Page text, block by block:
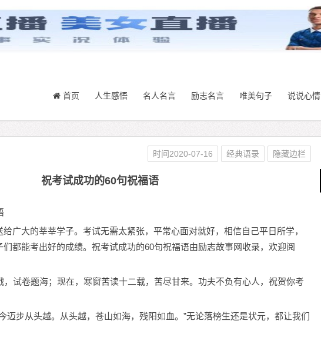
首页 人生感悟 名人名言 励志名言 唯美句子 说说心情
祝考试成功的60句祝福语
广大的莘莘学子。考试无需太紧张，平常心面对就好，相信自己平日所学，
都能考出好的成绩。祝考试成功的60句祝福语由励志故事网收录，欢迎阅
，试卷题海；现在，寒窗苦读十二载，苦尽甘来。功夫不负有心人，祝贺你考
迈步从头越。从头越，苍山如海，残阳如血。”无论落榜生还是状元，都让我们
时间2020-07-16 经典语录 隐藏边栏